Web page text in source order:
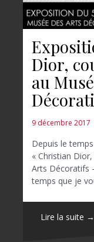
Dior,
au
9 décembre 2017
Depuis le
« Christian
Arts Décoratifs
temps que je
Lire la suite →